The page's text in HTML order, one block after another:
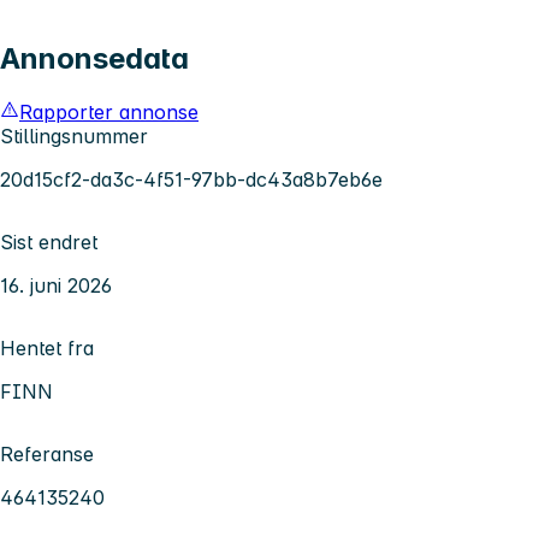
Annonsedata
Rapporter annonse
Stillingsnummer
20d15cf2-da3c-4f51-97bb-dc43a8b7eb6e
Sist endret
16. juni 2026
Hentet fra
FINN
Referanse
464135240